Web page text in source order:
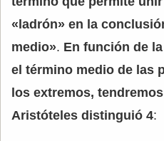
«ladrón» en la
medio». En función de
el término medio de las
los extremos,
Aristóteles distinguió 4: